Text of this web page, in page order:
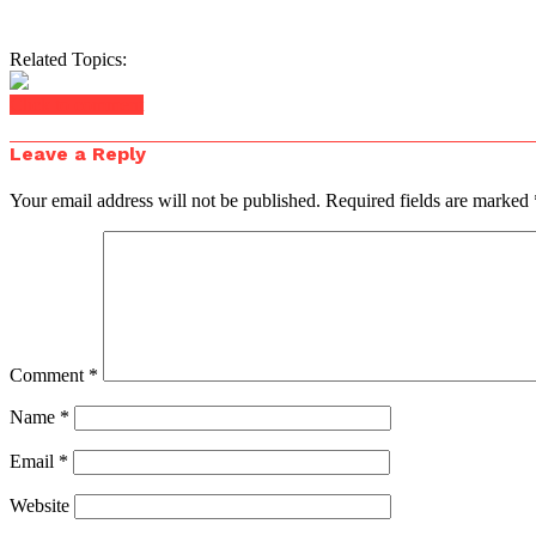
Related Topics:
Leave a Reply
Your email address will not be published. Required fields are marked
Comment *
Name *
Email *
Website